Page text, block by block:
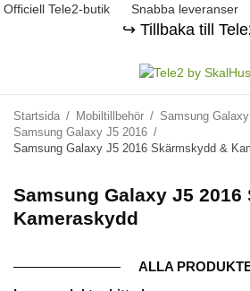
Officiell Tele2-butik Snabba leveranser
↪️ Tillbaka till
Startsida / Mobiltillbehör / Samsung Galaxy
Samsung Galaxy J5 2016 /
Samsung Galaxy J5 2016 Skärmskydd &
Samsung Galaxy J5
Kameraskydd
ALLA